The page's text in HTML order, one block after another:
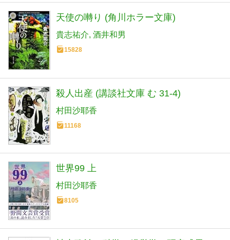
天使の囀り (角川ホラー文庫)
貴志祐介 酒井和男
15828
殺人出産 (講談社文庫 む 31-4)
村田沙耶香
11168
世界99 上
村田沙耶香
8105